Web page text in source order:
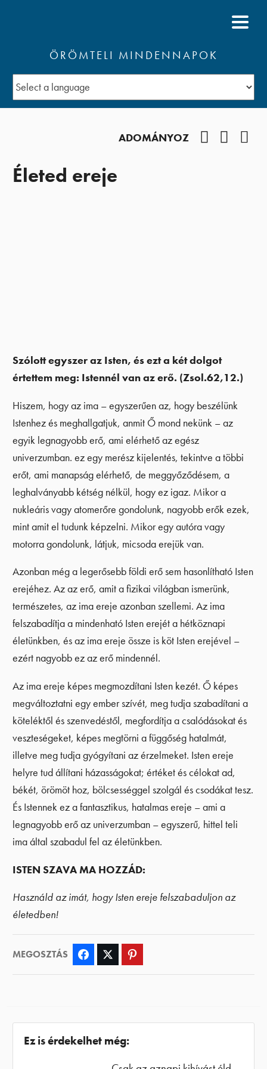
ÖRÖMTELI MINDENNAPOK
ADOMÁNYOZ
Életed ereje
Szólott egyszer az Isten, és ezt a két dolgot
értettem meg: Istennél van az erő. (Zsol.62,12.)
Hiszem, hogy az ima – egyszerűen az, hogy beszélünk
Istenhez és meghallgatjuk, anmit Ő mond nekünk – az
egyik legnagyobb erő, ami elérhető az egész
univerzumban. ez egy merész kijelentés, tekintve a többi
erőt, ami manapság elérhető, de meggyőződésem, a
leghalványabb kétség nélkül, hogy ez igaz. Mikor a
nukleáris vagy atomerőre gondolunk, nagyobb erők ezek,
mint amit el tudunk képzelni. Mikor egy autóra vagy
motorra gondolunk, látjuk, micsoda erejük van.
Azonban még a legerősebb földi erő sem hasonlítható Isten
erejéhez. Az az erő, amit a fizikai világban ismerünk,
természetes, az ima ereje azonban szellemi. Az ima
felszabadítja a mindenható Isten erejét a hétköznapi
életünkben, és az ima ereje össze is köt Isten erejével –
ezért nagyobb ez az erő mindennél.
Az ima ereje képes megmozdítani Isten kezét. Ő képes
megváltoztatni egy ember szívét, meg tudja szabadítani a
köteléktől és szenvedéstől, megfordítja a csalódásokat és
veszteségeket, képes megtörni a függőség hatalmát,
illetve meg tudja gyógyítani az érzelmeket. Isten ereje
helyre tud állítani házasságokat; értéket és célokat ad,
békét, örömöt hoz, bölcsességgel szolgál és csodákat tesz.
És Istennek ez a fantasztikus, hatalmas ereje – ami a
legnagyobb erő az univerzumban – egyszerű, hittel teli
ima által szabadul fel az életünkben.
ISTEN SZAVA MA HOZZÁD:
Használd az imát, hogy Isten ereje felszabaduljon az
életedben!
MEGOSZTÁS Facebook Twitter
Ez is érdekelhet még: